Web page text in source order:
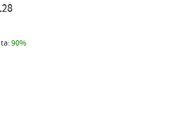
90%